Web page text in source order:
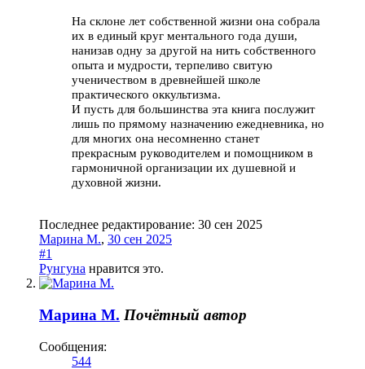
На склоне лет собственной жизни она собрала
их в единый круг ментального года души,
нанизав одну за другой на нить собственного
опыта и мудрости, терпеливо свитую
ученичеством в древнейшей школе
практического оккультизма.
И пусть для большинства эта книга послужит
лишь по прямому назначению ежедневника, но
для многих она несомненно станет
прекрасным руководителем и помощником в
гармоничной организации их душевной и
духовной жизни.
Последнее редактирование: 30 сен 2025
Марина М., 30 сен 2025
#1
Рунгуна нравится это.
Марина М. Почётный автор
Сообщения:
544